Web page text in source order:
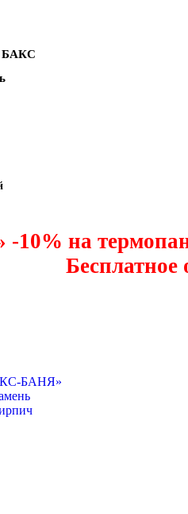
БАКС
-10% на
Бесплатное
БАНЯ»